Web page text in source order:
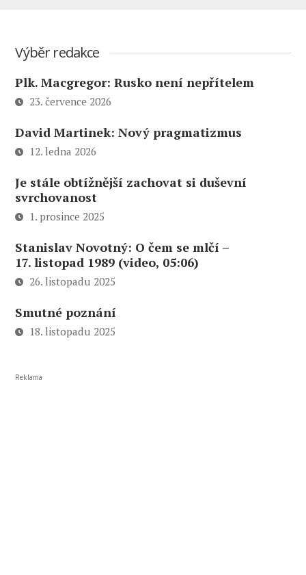
Výběr redakce
Plk. Macgregor: Rusko není nepřítelem
23. července 2026
David Martinek: Nový pragmatizmus
12. ledna 2026
Je stále obtížnější zachovat si duševní
svrchovanost
1. prosince 2025
Stanislav Novotný: O čem se mlčí –
17. listopad 1989 (video, 05:06)
26. listopadu 2025
Smutné poznání
18. listopadu 2025
Reklama